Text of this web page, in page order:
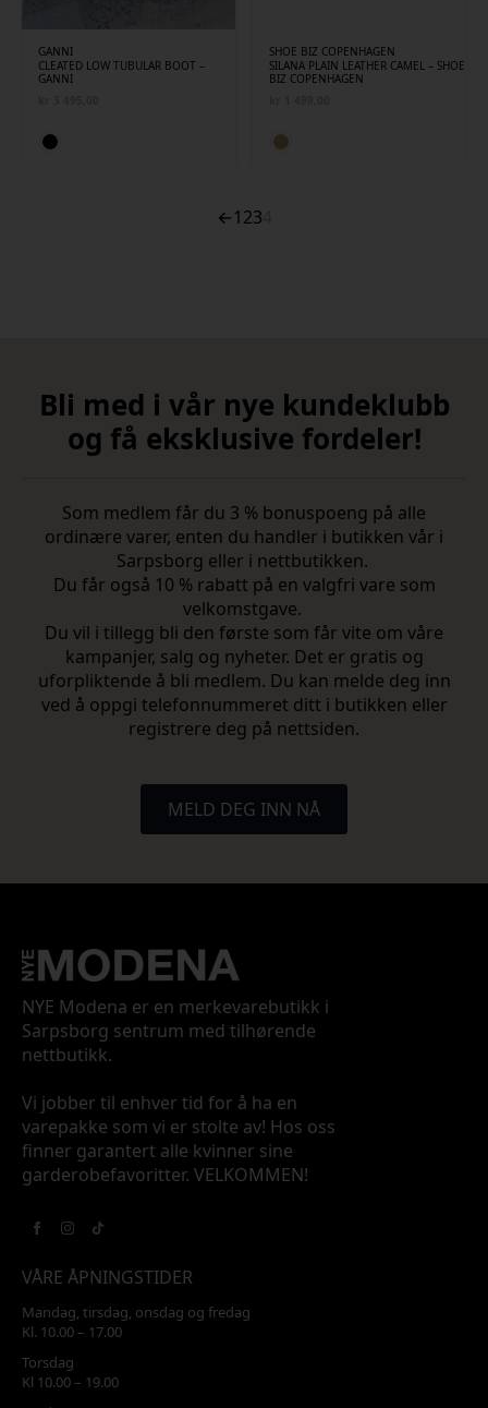
GANNI
CLEATED LOW TUBULAR BOOT –
GANNI
SHOE BIZ COPENHAGEN
SILANA PLAIN LEATHER CAMEL – SHOE
BIZ COPENHAGEN
←123
Bli med i vår nye kundeklubb
og få eksklusive fordeler!
Som medlem får du 3 % bonuspoeng på alle
ordinære varer, enten du handler i butikken vår i
Sarpsborg eller i nettbutikken.
Du får også 10 % rabatt på en valgfri vare som
velkomstgave.
Du vil i tillegg bli den første som får vite om våre
kampanjer, salg og nyheter. Det er gratis og
uforpliktende å bli medlem. Du kan melde deg inn
ved å oppgi telefonnummeret ditt i butikken eller
registrere deg på nettsiden.
MELD DEG INN NÅ
NYE Modena er en merkevarebutikk i
Sarpsborg sentrum med tilhørende
nettbutikk.
Vi jobber til enhver tid for å ha en
varepakke som vi er stolte av! Hos oss
finner garantert alle kvinner sine
garderobefavoritter. VELKOMMEN!
VÅRE ÅPNINGSTIDER
Mandag, tirsdag, onsdag og fredag
Kl. 10.00 – 17.00
Torsdag
Kl 10.00 – 19.00